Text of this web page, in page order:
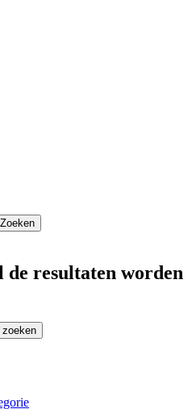
resultaten worden